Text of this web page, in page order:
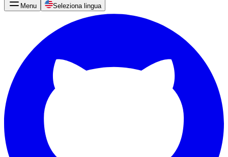
Menu Seleziona lingua